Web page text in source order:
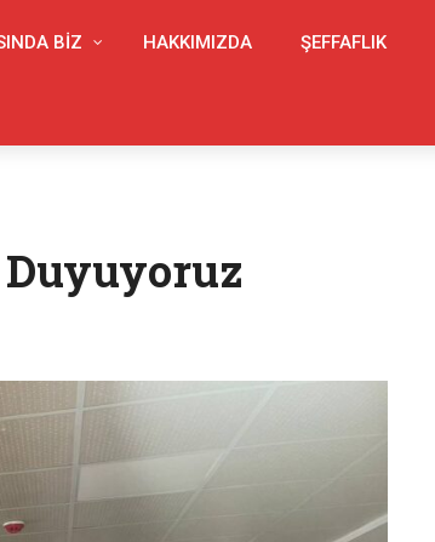
BIZ HAKKIMIZDA ŞEFFAFLIK